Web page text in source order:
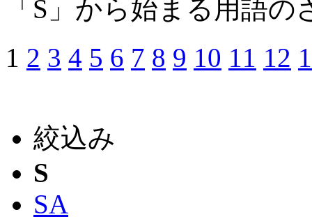
「S」から始まる用語の
1 2 3 4 5 6 7 8 9 10 11 12
絞込み
S
SA